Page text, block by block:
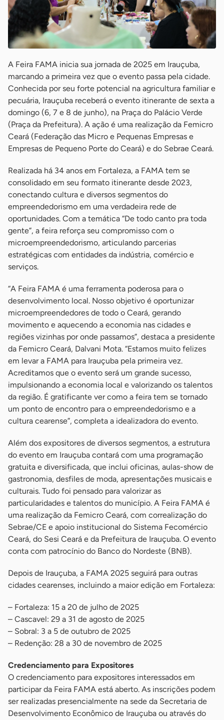
A Feira FAMA inicia sua jornada de 2025 em Irauçuba,
marcando a primeira vez que o evento passa pela cidade.
Conhecida por seu forte potencial na agricultura familiar e
pecuária, Irauçuba receberá o evento itinerante de sexta a
domingo (6, 7 e 8 de junho), na Praça do Palácio Verde
(Praça da Prefeitura). A ação é uma realização da Femicro
Ceará (Federação das Micro e Pequenas Empresas e
Empresas de Pequeno Porte do Ceará) e do Sebrae Ceará.
Realizada há 34 anos em Fortaleza, a FAMA tem se
consolidado em seu formato itinerante desde 2023,
conectando cultura e diversos segmentos do
empreendedorismo em uma verdadeira rede de
oportunidades. Com a temática “De todo canto pra toda
gente”, a feira reforça seu compromisso com o
microempreendedorismo, articulando parcerias
estratégicas com entidades da indústria, comércio e
serviços.
“A Feira FAMA é uma ferramenta poderosa para o
desenvolvimento local. Nosso objetivo é oportunizar
microempreendedores de todo o Ceará, gerando
movimento e aquecendo a economia nas cidades e
regiões vizinhas por onde passamos”, destaca a presidente
da Femicro Ceará, Dalvani Mota. “Estamos muito felizes
em levar a FAMA para Irauçuba pela primeira vez.
Acreditamos que o evento será um grande sucesso,
impulsionando a economia local e valorizando os talentos
da região. É gratificante ver como a feira tem se tornado
um ponto de encontro para o empreendedorismo e a
cultura cearense”, completa a idealizadora do evento.
Além dos expositores de diversos segmentos, a estrutura
do evento em Irauçuba contará com uma programação
gratuita e diversificada, que inclui oficinas, aulas-show de
gastronomia, desfiles de moda, apresentações musicais e
culturais. Tudo foi pensado para valorizar as
particularidades e talentos do município. A Feira FAMA é
uma realização da Femicro Ceará, com correalização do
Sebrae/CE e apoio institucional do Sistema Fecomércio
Ceará, do Sesi Ceará e da Prefeitura de Irauçuba. O evento
conta com patrocínio do Banco do Nordeste (BNB).
Depois de Irauçuba, a FAMA 2025 seguirá para outras
cidades cearenses, incluindo a maior edição em Fortaleza:
– Fortaleza: 15 a 20 de julho de 2025
– Cascavel: 29 a 31 de agosto de 2025
– Sobral: 3 a 5 de outubro de 2025
– Redenção: 28 a 30 de novembro de 2025
Credenciamento para Expositores
O credenciamento para expositores interessados em
participar da Feira FAMA está aberto. As inscrições podem
ser realizadas presencialmente na sede da Secretaria de
Desenvolvimento Econômico de Irauçuba ou através do